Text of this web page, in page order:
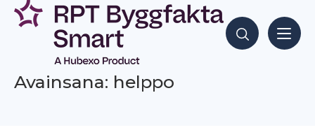
Siirry
sisältöön
Hae sisältöjä
Avainsana: helppo